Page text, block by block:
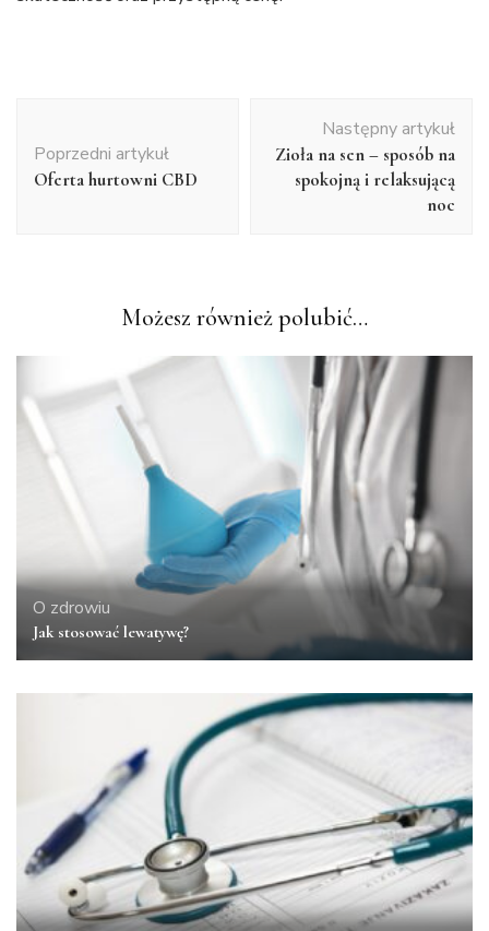
wpisu
Poprzedni artykuł
Oferta hurtowni CBD
Następny artykuł
Zioła na sen – sposób na
spokojną i relaksującą
noc
Możesz również polubić…
O zdrowiu
Jak stosować lewatywę?